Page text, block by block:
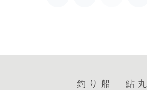
釣り船 鮎丸